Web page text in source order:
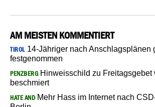
AM MEISTEN KOMMENTIERT
TIROL14-Jähriger nach Anschlagsplänen
festgenommen
PENZBERGHinweisschild zu Freitagsgebet
beschmiert
HATE ANDMehr Hass im Internet nach